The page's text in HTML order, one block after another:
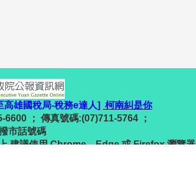
雄國稅局-稅務e達人] 柯南糾是你
； 傳真號碼:(07)711-5764 ；
市話號碼
建議使用 Chrome、Edge 或 Firefox 瀏覽器